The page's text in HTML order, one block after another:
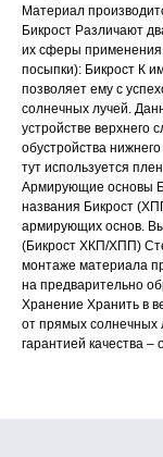
Материал
Бикрост Различают
их сферы
посыпки): Бикрост К
позволяет ему с
солнечных лучей.
устройстве верхнего
обустройства
тут используется
Армирующие основы
названия Бикрост
армирующих основ.
(Бикрост ХКП/ХПП)
монтаже материала
на предварительно
Хранение Хранить в
от прямых солнечных
гарантией качества